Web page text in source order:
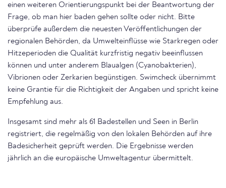
einen weiteren Orientierungspunkt bei der Beantwortung der
Frage, ob man hier baden gehen sollte oder nicht. Bitte
überprüfe außerdem die neuesten Veröffentlichungen der
regionalen Behörden, da Umwelteinflüsse wie Starkregen oder
Hitzeperioden die Qualität kurzfristig negativ beeinflussen
können und unter anderem Blaualgen (Cyanobakterien),
Vibrionen oder Zerkarien begünstigen. Swimcheck übernimmt
keine Grantie für die Richtigkeit der Angaben und spricht keine
Empfehlung aus.
Insgesamt sind mehr als 61 Badestellen und Seen in Berlin
registriert, die regelmäßig von den lokalen Behörden auf ihre
Badesicherheit geprüft werden. Die Ergebnisse werden
jährlich an die europäische Umweltagentur übermittelt.